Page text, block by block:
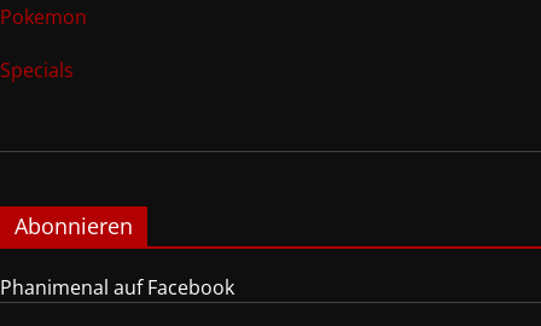
Pokemon
Specials
Abonnieren
Phanimenal auf Facebook